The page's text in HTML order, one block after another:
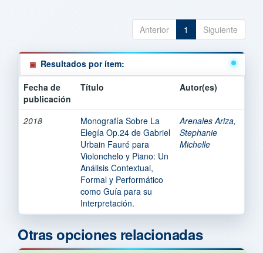
Anterior 1 Siguiente
Resultados por ítem:
Fecha de
publicación
Título Autor(es)
2018
Monografía Sobre La
Elegía Op.24 de Gabriel
Urbain Fauré para
Violonchelo y Piano: Un
Análisis Contextual,
Formal y Performático
como Guía para su
Interpretación.
Arenales Ariza,
Stephanie
Michelle
Otras opciones relacionadas